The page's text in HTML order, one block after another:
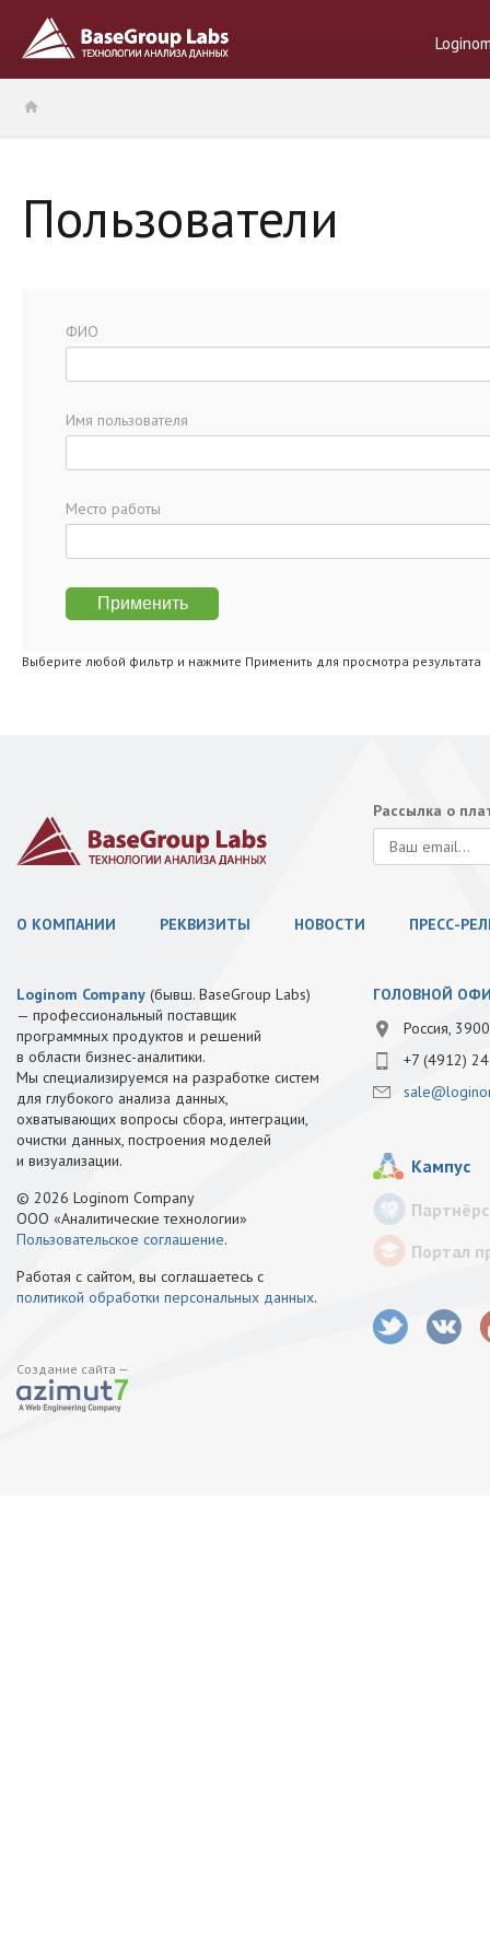
Пользователи
ФИО
Имя пользователя
Место работы
Выберите любой фильтр и нажмите Применить для просмотра результата
Рассылка о
О КОМПАНИИ РЕКВИЗИТЫ НОВОСТИ ПРЕСС-
Loginom Company (бывш. BaseGroup Labs)
— профессиональный поставщик
программных продуктов и решений
в области бизнес-аналитики.
Мы специализируемся на разработке систем
для глубокого анализа данных,
охватывающих вопросы сбора, интеграции,
очистки данных, построения моделей
и визуализации.
© 2026 Loginom Company
ООО «Аналитические технологии»
Пользовательское соглашение.
Работая с сайтом, вы соглашаетесь с
политикой обработки персональных данных.
Создание сайта —
ГОЛОВНОЙ
Россия,
+7 (4912)
Кампус
Портал